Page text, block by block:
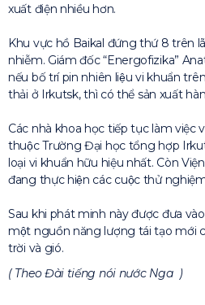
xuất điện nhiều hơn.
Khu vực hồ Baikal đứng thứ 8 trên
nhiễm. Giám đốc “Energofizika”
nếu bố trí pin nhiên liệu vi khuẩn
thải ở Irkutsk, thì có thể sản xuất
Các nhà khoa học tiếp tục làm việc
thuộc Trường Đại học tổng hợp
loại vi khuẩn hữu hiệu nhất. Còn
đang thực hiện các cuộc thử
Sau khi phát minh này được đưa
một nguồn năng lượng tái tạo mới
trời và gió.
( Theo Đài tiếng nói nước Nga )